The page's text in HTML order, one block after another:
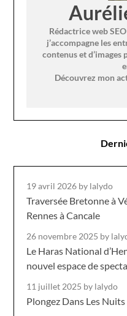
Rédactrice web
j’accompagne les
contenus et
Découvrez mon
19 avril 2026 by lalydo
Traversée Bretonne à
Rennes à Cancale
26 novembre 2025 by
Le Haras National
nouvel espace de
11 juillet 2025 by lalydo
Plongez Dans Les